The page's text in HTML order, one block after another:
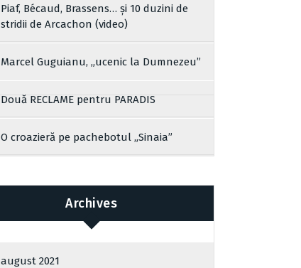
Piaf, Bécaud, Brassens… și 10 duzini de
stridii de Arcachon (video)
Marcel Guguianu, „ucenic la Dumnezeu”
Două RECLAME pentru PARADIS
O croazieră pe pachebotul „Sinaia”
Archives
august 2021